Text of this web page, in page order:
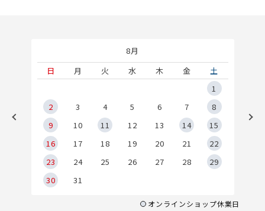
8月
日
月 火 水 木 金
土
1
2
3 4 5 6 7
8
9
10 11 12 13 14
15
16
17 18 19 20 21
22
23
24 25 26 27 28
29
30
31
オンラインショップ休業日